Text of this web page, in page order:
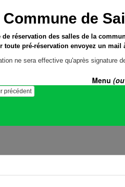
Commune de
de réservation des salles de la
toute pré-réservation envoyez un mail
ne sera effective qu'après signature
Menu
précédent